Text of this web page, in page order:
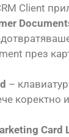
Client
през
–
коректно
Card